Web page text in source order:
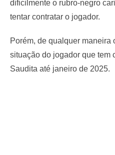
dificilmente o rubro-negro
tentar contratar o jogador.
Porém, de qualquer maneira
situação do jogador que tem
Saudita até janeiro de 2025.